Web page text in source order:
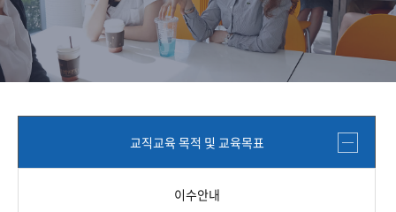
교직교육 목적 및 교육목표
이수안내